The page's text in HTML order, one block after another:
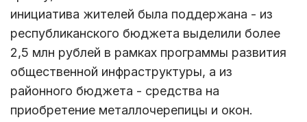
инициатива жителей была поддержана - из
республиканского бюджета выделили более
2,5 млн рублей в рамках программы развития
общественной инфраструктуры, а из
районного бюджета - средства на
приобретение металлочерепицы и окон.